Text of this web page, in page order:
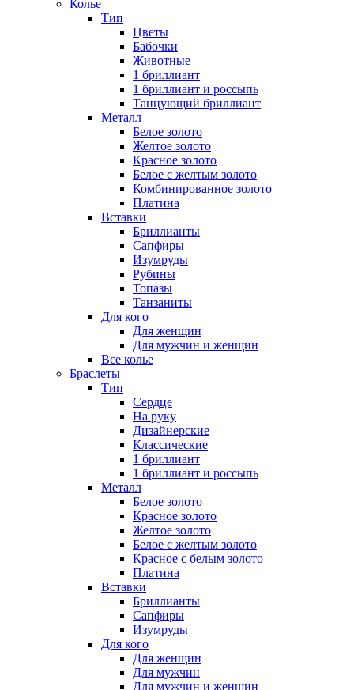
Колье
Тип
Цветы
Бабочки
Животные
1 бриллиант
1 бриллиант и россыпь
Танцующий бриллиант
Металл
Белое золото
Желтое золото
Красное золото
Белое с желтым золото
Комбинированное золото
Платина
Вставки
Бриллианты
Сапфиры
Изумруды
Рубины
Топазы
Танзаниты
Для кого
Для женщин
Для мужчин и женщин
Все колье
Браслеты
Тип
Сердце
На руку
Дизайнерские
Классические
1 бриллиант
1 бриллиант и россыпь
Металл
Белое золото
Красное золото
Желтое золото
Белое с желтым золото
Красное с белым золото
Платина
Вставки
Бриллианты
Сапфиры
Изумруды
Для кого
Для женщин
Для мужчин
Для мужчин и женщин